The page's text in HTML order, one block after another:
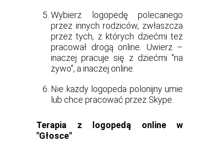
Wybierz logopedę polecanego
przez innych rodziców, zwłaszcza
przez tych, z których dziećmi też
pracował drogą online. Uwierz –
inaczej pracuje się z dziećmi "na
żywo", a inaczej online.
Nie każdy logopeda polonijny umie
lub chce pracować przez Skype.
Terapia z logopedą online w
"Głosce"